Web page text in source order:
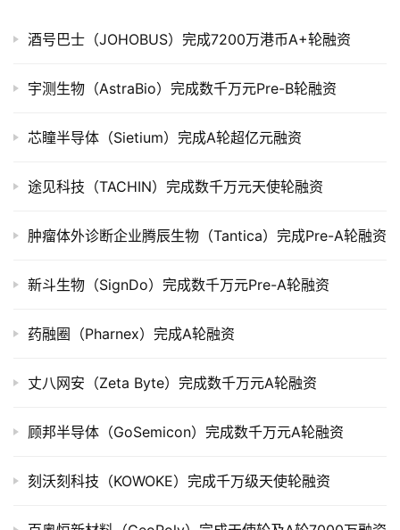
重
上
投
据
创
院
酒号巴士（JOHOBUS）完成7200万港币A+轮融资
宇测生物（AstraBio）完成数千万元Pre-B轮融资
芯瞳半导体（Sietium）完成A轮超亿元融资
途见科技（TACHIN）完成数千万元天使轮融资
肿瘤体外诊断企业腾辰生物（Tantica）完成Pre-A轮融资
新斗生物（SignDo）完成数千万元Pre-A轮融资
药融圈（Pharnex）完成A轮融资
丈八网安（Zeta Byte）完成数千万元A轮融资
顾邦半导体（GoSemicon）完成数千万元A轮融资
刻沃刻科技（KOWOKE）完成千万级天使轮融资